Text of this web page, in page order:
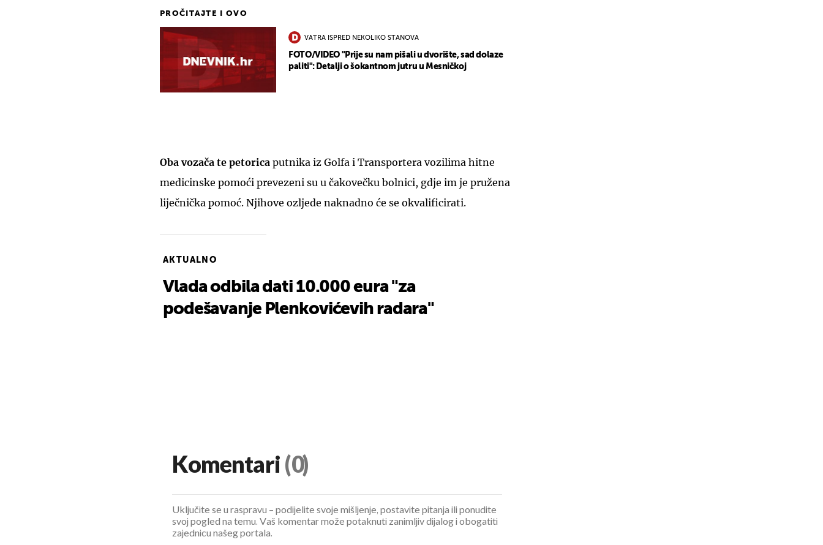
PROČITAJTE I OVO
VATRA ISPRED NEKOLIKO STANOVA
FOTO/VIDEO "Prije su nam pišali u dvorište, sad dolaze
paliti": Detalji o šokantnom jutru u Mesničkoj
Oba vozača te petorica putnika iz Golfa i Transportera vozilima hitne
medicinske pomoći prevezeni su u čakovečku bolnici, gdje im je pružena
liječnička pomoć. Njihove ozljede naknadno će se okvalificirati.
AKTUALNO
Vlada odbila dati 10.000 eura "za
podešavanje Plenkovićevih radara"
Komentari (0)
Uključite se u raspravu – podijelite svoje mišljenje, postavite pitanja ili ponudite
svoj pogled na temu. Vaš komentar može potaknuti zanimljiv dijalog i obogatiti
zajednicu našeg portala.